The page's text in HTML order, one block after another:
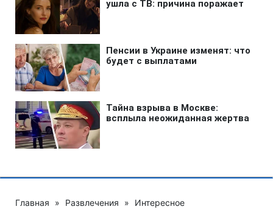
Главная » Развлечения » Интересное